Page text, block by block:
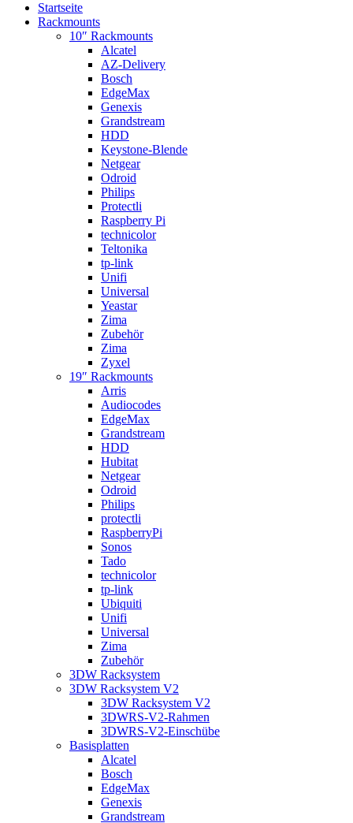
Startseite
Rackmounts
10″ Rackmounts
Alcatel
AZ-Delivery
Bosch
EdgeMax
Genexis
Grandstream
HDD
Keystone-Blende
Netgear
Odroid
Philips
Protectli
Raspberry Pi
technicolor
Teltonika
tp-link
Unifi
Universal
Yeastar
Zima
Zubehör
Zima
Zyxel
19″ Rackmounts
Arris
Audiocodes
EdgeMax
Grandstream
HDD
Hubitat
Netgear
Odroid
Philips
protectli
RaspberryPi
Sonos
Tado
technicolor
tp-link
Ubiquiti
Unifi
Universal
Zima
Zubehör
3DW Racksystem
3DW Racksystem V2
3DW Racksystem V2
3DWRS-V2-Rahmen
3DWRS-V2-Einschübe
Basisplatten
Alcatel
Bosch
EdgeMax
Genexis
Grandstream